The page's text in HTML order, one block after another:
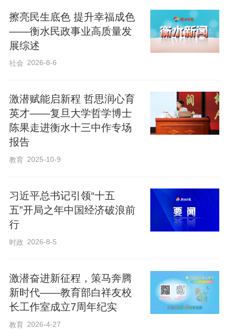
放眼时代：百年变局中解锁无限潜能
场，王树国便抛出一个深刻问题：这场变
局究竟变在何处？
他告诉学生们，这场新技术革命与前三次
擦亮民生底色 提升幸福成色
——衡水民政事业高质量发
展综述
社会 2026-8-6
激潜赋能启新程 哲思润心育
英才——复旦大学哲学博士
陈果走进衡水十三中作专场
报告
教育 2025-10-9
习近平总书记引领“十五
五”开局之年中国经济破浪前
行
时政 2026-8-5
激潜奋进新征程，策马奔腾
新时代——教育部白祥友校
长工作室成立7周年纪实
教育 2026-4-27